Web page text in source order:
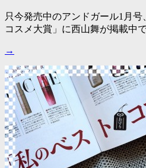
只今発売中のアンドガール1月号
コスメ大賞」に西山舞が掲載中で
→